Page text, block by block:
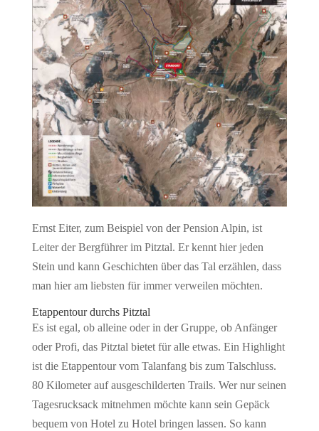
Ernst Eiter, zum Beispiel von der Pension Alpin, ist
Leiter der Bergführer im Pitztal. Er kennt hier jeden
Stein und kann Geschichten über das Tal erzählen, dass
man hier am liebsten für immer verweilen möchten.
Etappentour durchs Pitztal
Es ist egal, ob alleine oder in der Gruppe, ob Anfänger
oder Profi, das Pitztal bietet für alle etwas. Ein Highlight
ist die Etappentour vom Talanfang bis zum Talschluss.
80 Kilometer auf ausgeschilderten Trails. Wer nur seinen
Tagesrucksack mitnehmen möchte kann sein Gepäck
bequem von Hotel zu Hotel bringen lassen. So kann